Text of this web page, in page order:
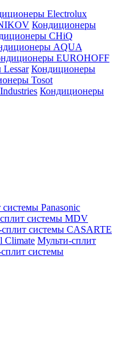
Electrolux
Кондиционеры
CHiQ
AQUA
EUROHOFF
Кондиционеры
Tosot
Кондиционеры
Panasonic
системы MDV
системы CASARTE
Climate Мульти-сплит
системы